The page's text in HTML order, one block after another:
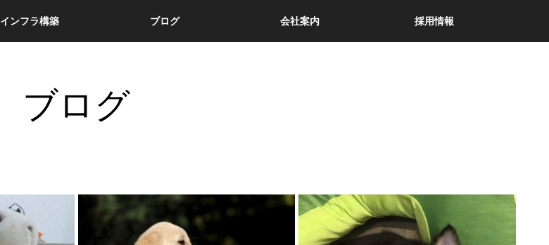
インフラ構築 ブログ 会社案内 採用情報
ブログ